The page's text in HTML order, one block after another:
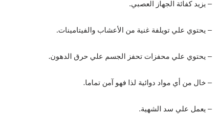
– يزيد كفائة الجهاز العصبي.
– يحتوي علي تويلفة غنية من الأعشاب والفيتامينات.
– يحتوي علي محفزات تحفز الجسم علي حرق الدهون.
– خال من أي مواد دوائية لذا فهو آمن تماما.
– يعمل علي سد الشهية.